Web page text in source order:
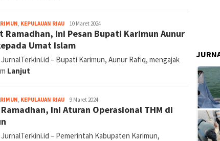
, KEPULAUAN RIAUjurnal
10 Maret 2024
Ramadhan, Ini Pesan Bupati Karimun Aunur
Umat Islam
– Bupati Karimun, Aunur Rafiq, mengajak
Lanjut
, KEPULAUAN RIAUjurnal
9 Maret 2024
Ini Aturan Operasional THM di
– Pemerintah Kabupaten Karimun,